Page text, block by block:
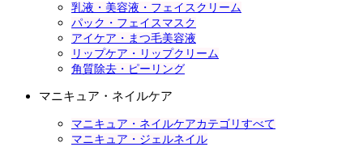
乳液・美容液・フェイスクリーム
パック・フェイスマスク
アイケア・まつ毛美容液
リップケア・リップクリーム
角質除去・ピーリング
マニキュア・ネイルケア
マニキュア・ネイルケアカテゴリすべて
マニキュア・ジェルネイル